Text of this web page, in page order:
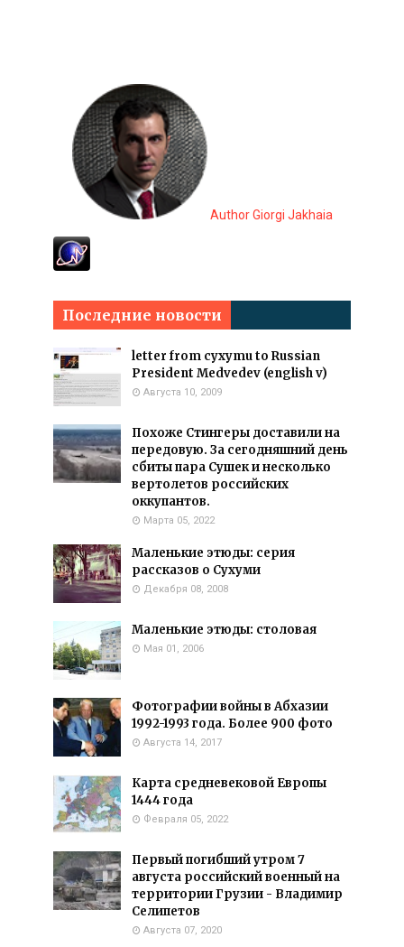
Author Giorgi Jakhaia
Последние новости
letter from cyxymu to Russian
President Medvedev (english v)
Августа 10, 2009
Похоже Стингеры доставили на
передовую. За сегодняшний день
сбиты пара Сушек и несколько
вертолетов российских
оккупантов.
Марта 05, 2022
Маленькие этюды: серия
рассказов о Сухуми
Декабря 08, 2008
Маленькие этюды: столовая
Мая 01, 2006
Фотографии войны в Абхазии
1992-1993 года. Более 900 фото
Августа 14, 2017
Карта средневековой Европы
1444 года
Февраля 05, 2022
Первый погибший утром 7
августа российский военный на
территории Грузии - Владимир
Селипетов
Августа 07, 2020